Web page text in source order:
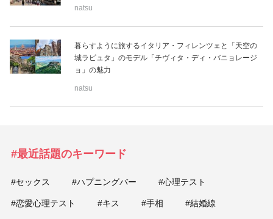
美容/健康
ワークスタイル
妊娠/出産/家族
グルメ
natsu
暮らすように旅するイタリア・フィレンツェと「天空の
城ラピュタ」のモデル「チヴィタ・ディ・バニョレージ
ョ」の魅力
natsu
#最近話題のキーワード
#セックス #ハプニングバー #心理テスト
#恋愛心理テスト #キス #手相 #結婚線